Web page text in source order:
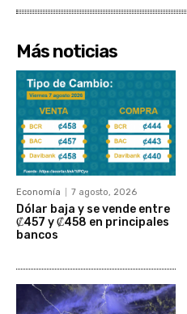
Más noticias
Economía 7 agosto, 2026
Dólar baja y se vende entre
₡457 y ₡458 en principales
bancos